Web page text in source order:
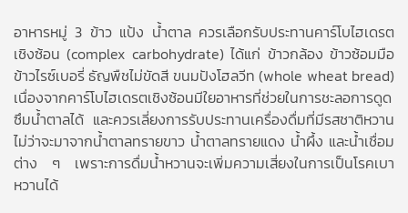
อาหารหมู่ 3 ข้าว แป้ง น้ำตาล ควรเลือกรับประทานคาร์โบไฮเดรต
เชิงซ้อน (complex carbohydrate) ได้แก่ ข้าวกล้อง ข้าวซ้อมมือ
ข้าวไรซ์เบอรี่ ธัญพืชไม่ขัดสี ขนมปังโฮลวีท (whole wheat bread)
เนื่องจากคาร์โบไฮเดรตเชิงซ้อนมีใยอาหารที่ช่วยในการชะลอการดูด
ซึมน้ำตาลได้ และควรเลี่ยงการรับประทานเครื่องดื่มที่มีรสชาติหวาน
ไม่ว่าจะมาจากน้ำตาลทรายขาว น้ำตาลทรายแดง น้ำผึ้ง และน้ำเชื่อม
ต่าง ๆ เพราะการดื่มน้ำหวานจะเพิ่มความเสี่ยงในการเป็นโรคเบา
หวานได้